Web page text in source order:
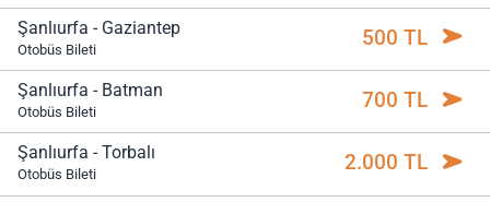
Şanlıurfa - Gaziantep
Otobüs Bileti 500 TL
Şanlıurfa - Batman
Otobüs Bileti 700 TL
Şanlıurfa - Torbalı
Otobüs Bileti 2.000 TL